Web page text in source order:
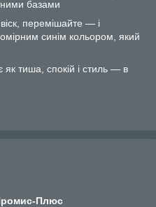
базами
перемішайте — і
синім кольором, який
як тиша, спокій і стиль — в
Плюс